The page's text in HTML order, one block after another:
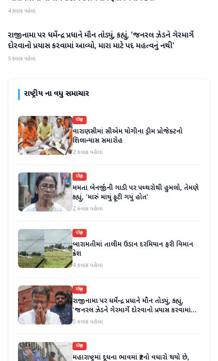
4 કલાક પહેલા
રાષ્ટ્રીય
રાજીનામા પર ધર્મેન્દ્ર પ્રધાને મૌન તોડ્યું, કહ્યું, 'જનરલ ઝેડને ગેરમાર્ગે
દોરવાનો પ્રયાસ કરવામાં આવ્યો, મારા માટે પદ મહત્વનું નથી'
5 કલાક પહેલા
રાષ્ટ્રીયના વધુ સમાચાર
રાષ્ટ્રીય
વારાણસીમાં સીએમ યોગીના ડ્રીમ પ્રોજેક્ટનો
શિલાન્યાસ સમારોહ
2 કલાક પહેલા
રાષ્ટ્રીય
મમતા બેનર્જીની ગાડી પર પથ્થરોથી હુમલો, તેમણે
કહ્યું, 'મારું માથું ફૂટી ગયું હોત'
2 કલાક પહેલા
રાષ્ટ્રીય
બારામતીમાં તાલીમ ઉડાન દરમિયાન ફરી વિમાન
ક્રેશ
4 કલાક પહેલા
રાષ્ટ્રીય
રાજીનામા પર ધર્મેન્દ્ર પ્રધાને મૌન તોડ્યું, કહ્યું,
'જનરલ ઝેડને ગેરમાર્ગે દોરવાનો પ્રયાસ કરવામાં
આવ્યો, મારા માટે પદ મહત્વનું નથી'
5 કલાક પહેલા
રાષ્ટ્રીય
મહારાષ્ટ્રમાં દૂધના ભાવમાં ₹2નો વધારો થયો છે,